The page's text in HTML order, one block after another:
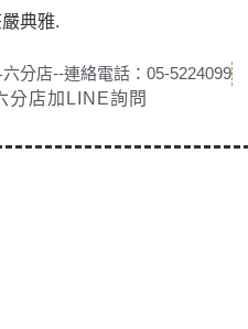
典雅.
六分店--連絡電話：05-5224099
分店加LINE詢問